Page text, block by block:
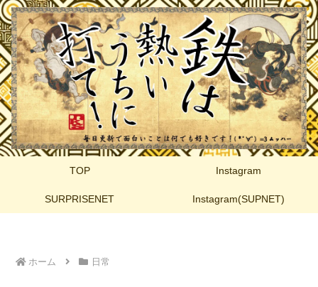
TOP Instagram
SURPRISENET Instagram(SUPNET)
ホーム 日常